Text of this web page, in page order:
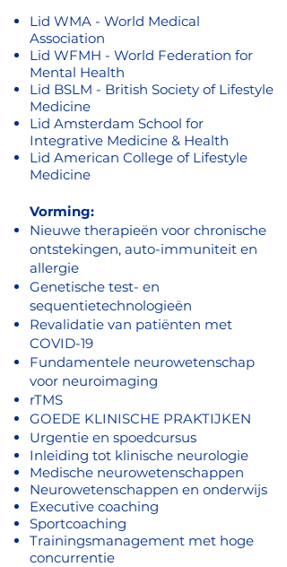
Lid WMA - World Medical
Association
Lid WFMH - World Federation for
Mental Health
Lid BSLM - British Society of Lifestyle
Medicine
Lid Amsterdam School for
Integrative Medicine & Health
Lid American College of Lifestyle
Medicine
Vorming:
Nieuwe therapieën voor chronische
ontstekingen, auto-immuniteit en
allergie
Genetische test- en
sequentietechnologieën
Revalidatie van patiënten met
COVID-19
Fundamentele neurowetenschap
voor neuroimaging
rTMS
GOEDE KLINISCHE PRAKTIJKEN
Urgentie en spoedcursus
Inleiding tot klinische neurologie
Medische neurowetenschappen
Neurowetenschappen en onderwijs
Executive coaching
Sportcoaching
Trainingsmanagement met hoge
concurrentie